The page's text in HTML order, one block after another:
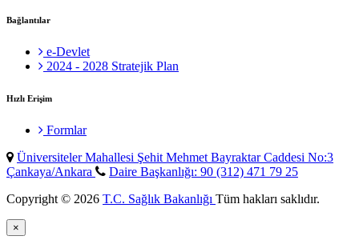
Bağlantılar
e-Devlet
2024 - 2028 Stratejik Plan
Hızlı Erişim
Formlar
Üniversiteler Mahallesi Şehit Mehmet Bayraktar Caddesi No:3
Çankaya/Ankara
Daire Başkanlığı: 90 (312) 471 79 25
Copyright © 2026 T.C. Sağlık Bakanlığı Tüm hakları saklıdır.
×